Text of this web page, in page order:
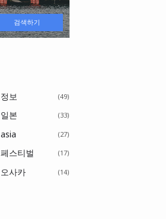
정보 49
일본 33
asia 27
페스티벌 17
오사카 14